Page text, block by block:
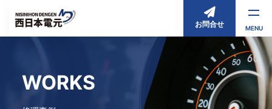
お問合せ MENU
WORKS